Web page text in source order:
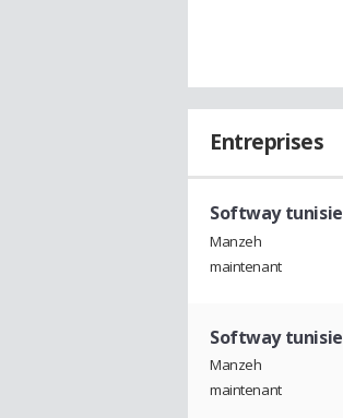
Entreprises
Softway tunisie
Manzeh
maintenant
Softway tunisie
Manzeh
maintenant